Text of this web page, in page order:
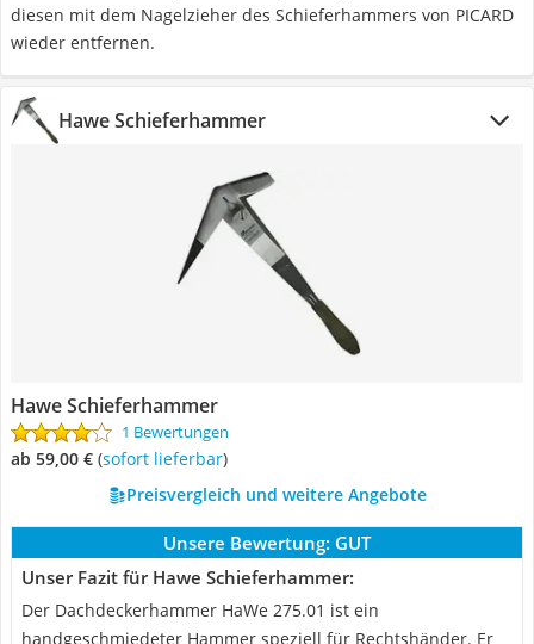
diesen mit dem Nagelzieher des Schieferhammers von PICARD
wieder entfernen.
Hawe Schieferhammer
Hawe Schieferhammer
1 Bewertungen
ab 59,00 € ( Sofort lieferbar)
Preisvergleich und weitere Angebote
Unsere Bewertung: GUT
Unser Fazit für Hawe Schieferhammer:
Der Dachdeckerhammer HaWe 275.01 ist ein
handgeschmiedeter Hammer speziell für Rechtshänder. Er